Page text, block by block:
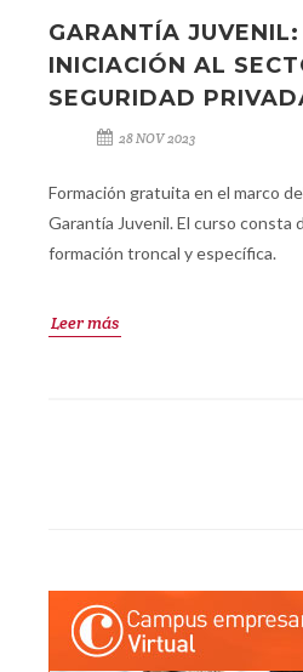
GARANTÍA JUVENIL:
INICIACIÓN AL
SEGURIDAD
28 NOV 2023
Formación gratuita en el marco
Garantía Juvenil. El curso consta
formación troncal y específica.
Leer más